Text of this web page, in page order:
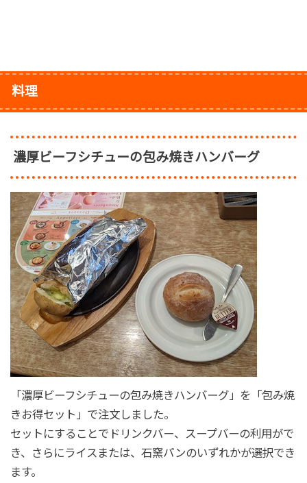
料理
濃厚ビーフシチューの包み焼きハンバーグ
「濃厚ビーフシチューの包み焼きハンバーグ」を「包み焼
きお得セット」で注文しました。
セットにすることでドリンクバー、スープバーの利用がで
き、さらにライスまたは、石窯パンのいずれかが選択でき
ます。